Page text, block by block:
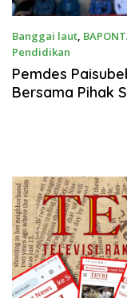
Banggai laut,
Pendidikan
Agustus 17, 2025
Pemdes
Bersama Pihak